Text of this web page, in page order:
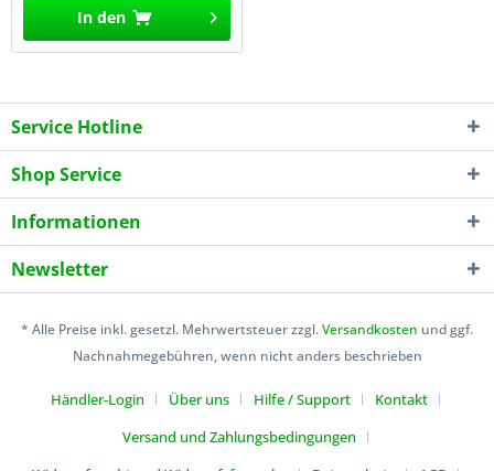
In den
Service Hotline
Shop Service
Informationen
Newsletter
* Alle Preise inkl. gesetzl. Mehrwertsteuer zzgl.Versandkosten und ggf.
Nachnahmegebühren, wenn nicht anders beschrieben
Händler-Login Über uns Hilfe / Support
Kontakt
Versand und Zahlungsbedingungen